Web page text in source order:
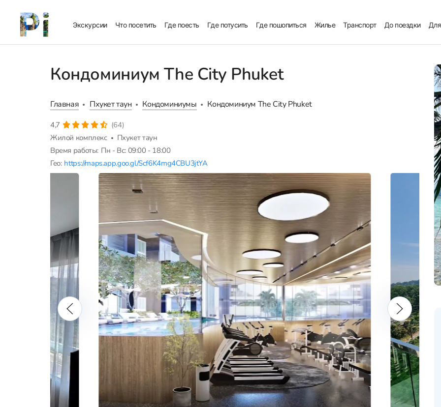
Экскурсии Что посетить Где поесть Где потусить Где пошопиться Жилье Транспорт До поездки
Кондоминиум The City Phuket
Главная Пхукет таун Кондоминиумы Кондоминиум The City Phuket
4,7
(64)
Жилой комплекс
Пхукет таун
Время работы: Пн - Вс: 09:00 - 18:00
Гео: https://maps.app.goo.gl/Scf6K4mg4CBU3jtYA